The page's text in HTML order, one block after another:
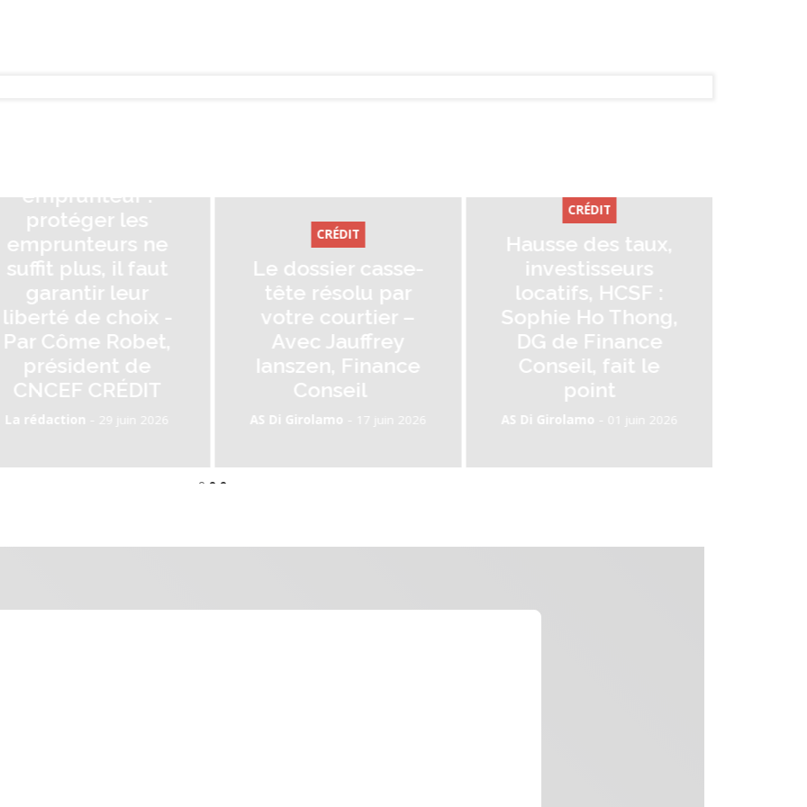
Le dossier casse-
tête résolu par
votre courtier –
Avec Jauffrey
Ianszen, Finance
Conseil
AS Di Girolamo -
Hausse des taux,
investisseurs
locatifs, HCSF :
Sophie Ho Thong,
DG de Finance
Conseil, fait le
AS Di Girolamo -
Transmission et
reprise
d’entreprise : Les
étapes à anticiper
pour réussir – Avec
Sébastien
Fontenit, Finance
AS Di Girolamo -